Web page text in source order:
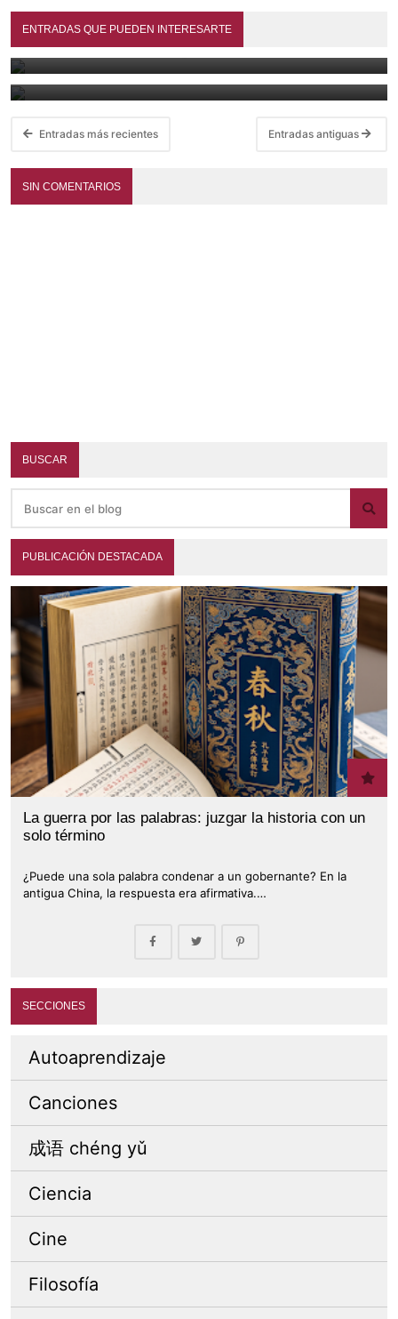
ENTRADAS QUE PUEDEN INTERESARTE
La guerra por las palabras: juzgar la historia con un solo
término
August 3, 2026
El mapa del dharma. 智顗 Zhìyǐ y la hermenéutica de la
July 28, 2026
Entradas más recientes Entradas antiguas
SIN COMENTARIOS
BUSCAR
PUBLICACIÓN DESTACADA
La guerra por las palabras: juzgar la historia con un
solo término
¿Puede una sola palabra condenar a un gobernante? En la
antigua China, la respuesta era afirmativa.…
SECCIONES
Autoaprendizaje
Canciones
成语 chéng yǔ
Ciencia
Cine
Filosofía